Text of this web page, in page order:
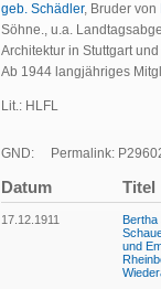
geb. Schädler, Bruder von
Söhne., u.a.
Architektur in Stuttgart
Ab 1944 langjähriges
Lit.: HLFL
GND: Permalink:
Datum Titel
17.12.1911
Bertha
und